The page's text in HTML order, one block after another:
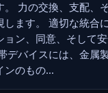
。 力の交換、支配、
します。 適切な統合
ョン、同意、そして
デバイスには、金属
ンのもの...